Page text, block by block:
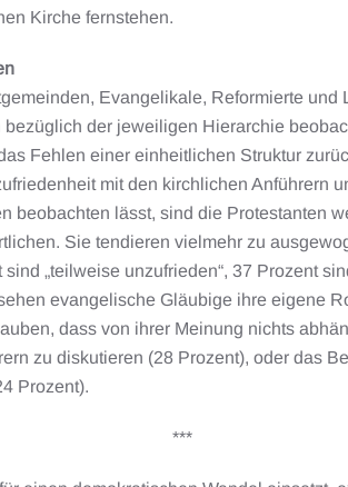
Kirche fernstehen.
Evangelikale, Reformierte
der jeweiligen Hierarchie
Fehlen einer einheitlichen Struktur
mit den kirchlichen Anführern
beobachten lässt, sind die Protestanten
Sie tendieren vielmehr zu
„teilweise unzufrieden“, 37 Prozent
evangelische Gläubige ihre eigene
dass von ihrer Meinung nichts
zu diskutieren (28 Prozent), oder das
Prozent).
***